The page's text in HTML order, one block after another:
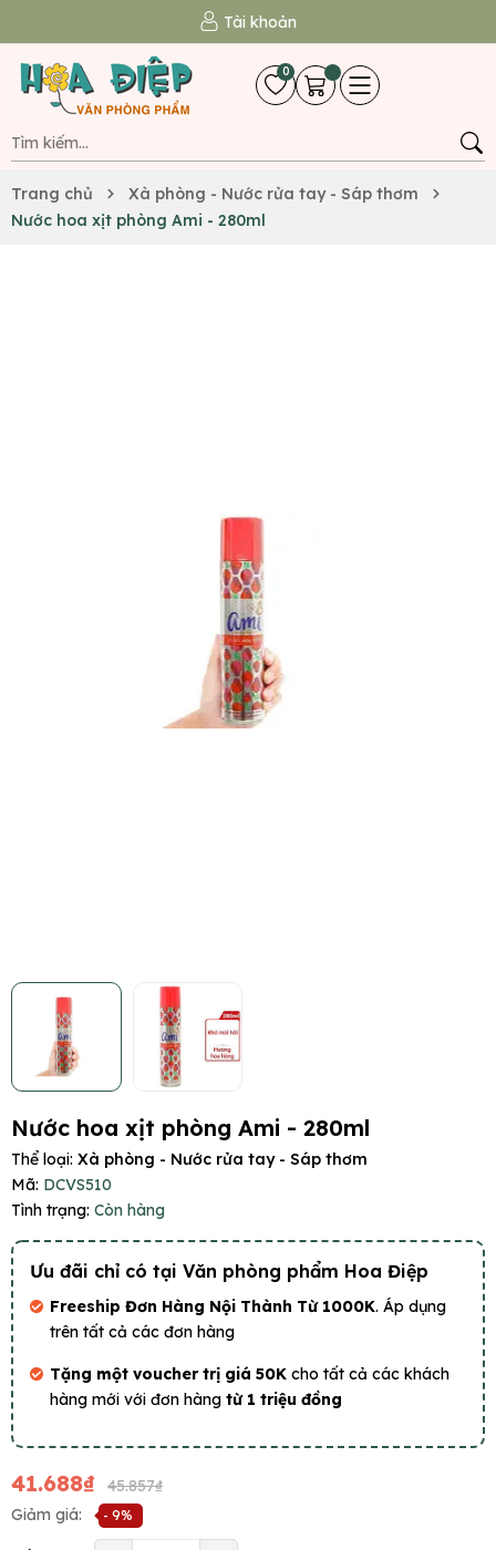
Tài khoản
0
Trang chủ
Xà phòng - Nước rửa tay - Sáp thơm
Nước hoa xịt phòng Ami - 280ml
Nước hoa xịt phòng Ami - 280ml
Thể loại: Xà phòng - Nước rửa tay - Sáp thơm
Mã: DCVS510
Tình trạng: Còn hàng
Ưu đãi chỉ có tại Văn phòng phẩm Hoa Điệp
Freeship Đơn Hàng Nội Thành Từ 1000K. Áp dụng
trên tất cả các đơn hàng
Tặng một voucher trị giá 50K cho tất cả các khách
hàng mới với đơn hàng từ 1 triệu đồng
41.688₫
45.857₫
Giảm giá:
- 9%